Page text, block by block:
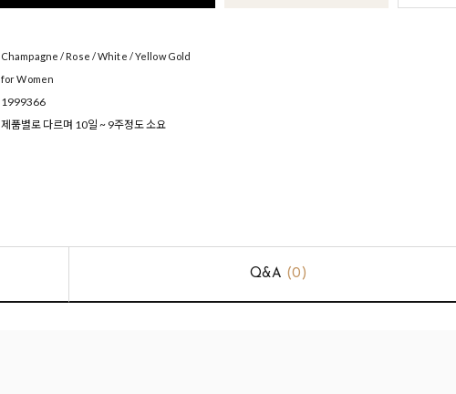
Champagne / Rose / White / Yellow Gold
for Women
1999366
제품별로 다르며 10일 ~ 9주정도 소요
Q&A (0)